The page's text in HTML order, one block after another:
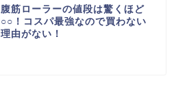
腹筋ローラーの値段は驚くほど
○○！コスパ最強なので買わない
理由がない！